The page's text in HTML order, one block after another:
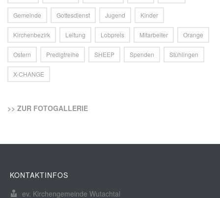
Gemeinde Gottesdienst Jugend Kinder
Kirchenbezirk Leitung Lobpreis Mitarbeiter Orange
Ostern Predigtreihe SHEEP Spenden Stühlingen
X-CHANGE
>> ZUR FOTOGALLERIE
KONTAKTINFOS
ev. Kirchengemeinde Wutachtal